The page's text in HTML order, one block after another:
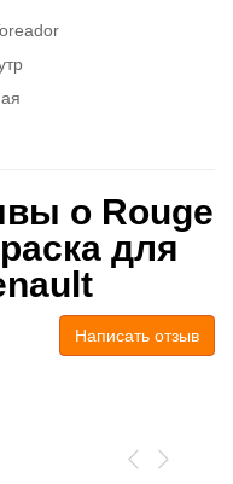
о Rouge
для
Написать отзыв